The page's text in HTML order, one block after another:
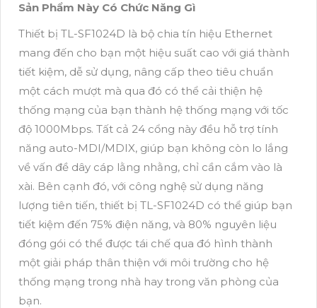
Sản Phẩm Này Có Chức Năng Gì
Thiết bị TL-SF1024D là bộ chia tín hiệu Ethernet
mang đến cho bạn một hiệu suất cao với giá thành
tiết kiệm, dễ sử dụng, nâng cấp theo tiêu chuẩn
một cách mượt mà qua đó có thể cải thiện hệ
thống mạng của bạn thành hệ thống mạng với tốc
độ 1000Mbps. Tất cả 24 cổng này đều hỗ trợ tính
năng auto-MDI/MDIX, giúp bạn không còn lo lắng
về vấn đề dây cáp lằng nhằng, chỉ cần cắm vào là
xài. Bên cạnh đó, với công nghệ sử dụng năng
lượng tiên tiến, thiết bị TL-SF1024D có thể giúp bạn
tiết kiệm đến 75% điện năng, và 80% nguyên liệu
đóng gói có thể được tái chế qua đó hình thành
một giải pháp thân thiện với môi trường cho hệ
thống mạng trong nhà hay trong văn phòng của
bạn.